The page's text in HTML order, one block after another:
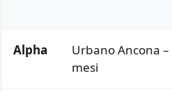
Alpha
Urbano Ancona –
mesi